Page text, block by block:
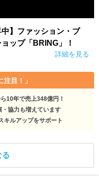
中】ファッション・ブ
ップ「BRING」！
詳細を見る
注目！」
10年で売上348億円！
協力も増えています
キルアップをサポート
る